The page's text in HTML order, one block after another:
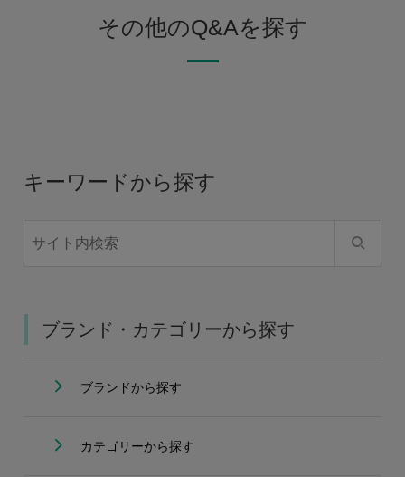
その他のQ&Aを探す
キーワードから探す
ブランド・カテゴリーから探す
ブランドから探す
カテゴリーから探す